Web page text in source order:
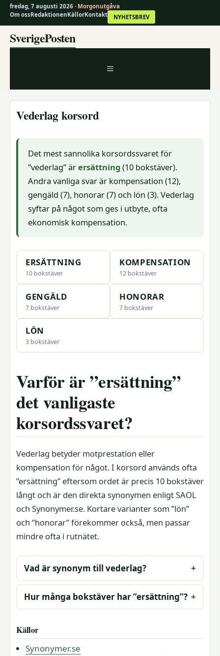
fredag, 7 augusti 2026 · Morgonutgåva
Om ossRedaktionenKällorKontakt NYHETSBREV
SverigePosten
MENY
Vederlag korsord
Det mest sannolika korsordssvaret för
”vederlag” ärersättning(10 bokstäver).
Andra vanliga svar är kompensation (12),
gengäld (7), honorar (7) och lön (3). Vederlag
syftar på något som ges i utbyte, ofta
ekonomisk kompensation.
ERSÄTTNING
10 bokstäver
KOMPENSATION
12 bokstäver
GENGÄLD
7 bokstäver
HONORAR
7 bokstäver
LÖN
3 bokstäver
Varför är ”ersättning”
det vanligaste
korsordssvaret?
Vederlag betyder motprestation eller
kompensation för något. I korsord används ofta
”ersättning” eftersom ordet är precis 10 bokstäver
långt och är den direkta synonymen enligt SAOL
och Synonymer.se. Kortare varianter som ”lön”
och ”honorar” förekommer också, men passar
mindre ofta i rutnätet.
Vad är synonym till vederlag?
Hur många bokstäver har ”ersättning”?
Källor
Synonymer.se